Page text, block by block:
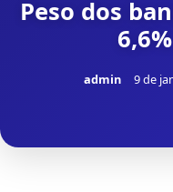
Peso dos
admin 9 de